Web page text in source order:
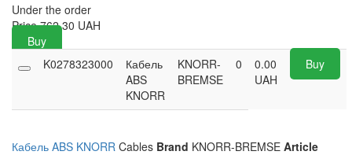
Under the order
Price 762.30 UAH
Buy
K0278323000
Кабель
ABS
KNORR
KNORR-
BREMSE
0
0.00
UAH
Buy
Кабель ABS KNORR Cables Brand KNORR-BREMSE Article